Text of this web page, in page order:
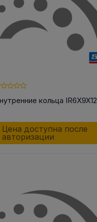
кольца IR6X9X12
Цена доступна после
авторизации